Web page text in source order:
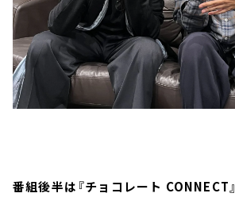
番組後半は『チョコレート CONNECT』